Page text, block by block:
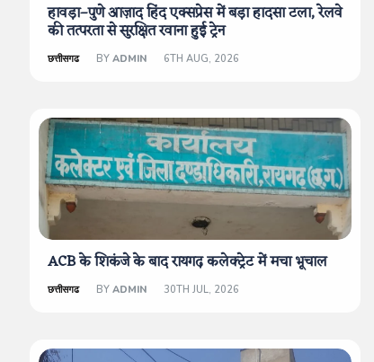
हावड़ा–पुणे आज़ाद हिंद एक्सप्रेस में बड़ा हादसा टला, रेलवे
की तत्परता से सुरक्षित रवाना हुई ट्रेन
छत्तीसगढ BY ADMIN 6TH AUG, 2026
ACB के शिकंजे के बाद रायगढ़ कलेक्ट्रेट में मचा भूचाल
छत्तीसगढ BY ADMIN 30TH JUL, 2026